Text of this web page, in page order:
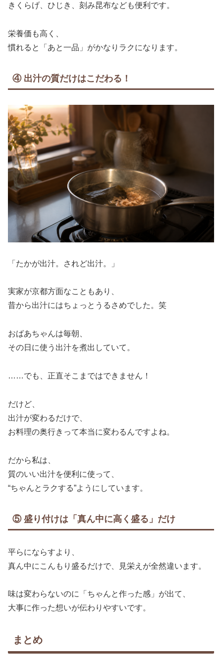
きくらげ、ひじき、刻み昆布なども便利です。
栄養価も高く、
慣れると「あと一品」がかなりラクになります。
④ 出汁の質だけはこだわる！
「たかが出汁。されど出汁。」
実家が京都方面なこともあり、
昔から出汁にはちょっとうるさめでした。笑
おばあちゃんは毎朝、
その日に使う出汁を煮出していて。
……でも、正直そこまではできません！
だけど、
出汁が変わるだけで、
お料理の奥行きって本当に変わるんですよね。
だから私は、
質のいい出汁を便利に使って、
“ちゃんとラクする”ようにしています。
⑤ 盛り付けは「真ん中に高く盛る」だけ
平らにならすより、
真ん中にこんもり盛るだけで、見栄えが全然違います。
味は変わらないのに「ちゃんと作った感」が出て、
大事に作った想いが伝わりやすいです。
まとめ